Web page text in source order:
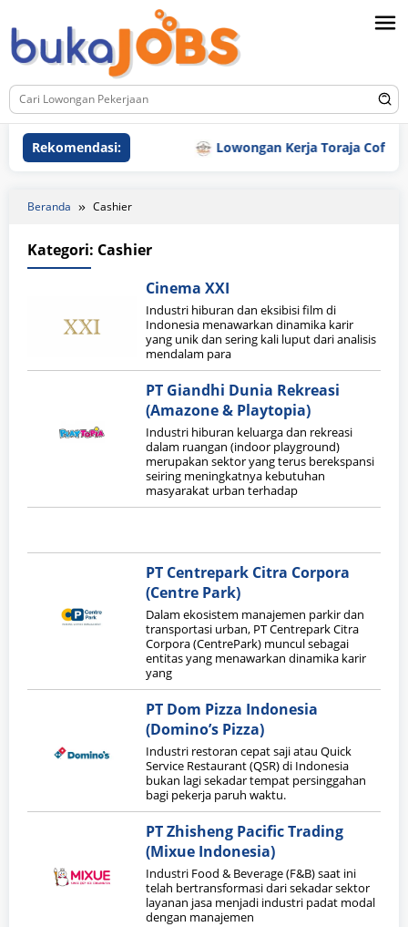
ke
konten
Rekomendasi: Lowongan Kerja Toraja Coffee
Beranda Cashier
Kategori: Cashier
Cinema XXI
Industri hiburan dan eksibisi film di
Indonesia menawarkan dinamika karir
yang unik dan sering kali luput dari analisis
mendalam para
PT Giandhi Dunia Rekreasi
(Amazone & Playtopia)
Industri hiburan keluarga dan rekreasi
dalam ruangan (indoor playground)
merupakan sektor yang terus berekspansi
seiring meningkatnya kebutuhan
masyarakat urban terhadap
PT Centrepark Citra Corpora
(Centre Park)
Dalam ekosistem manajemen parkir dan
transportasi urban, PT Centrepark Citra
Corpora (CentrePark) muncul sebagai
entitas yang menawarkan dinamika karir
yang
PT Dom Pizza Indonesia
(Domino’s Pizza)
Industri restoran cepat saji atau Quick
Service Restaurant (QSR) di Indonesia
bukan lagi sekadar tempat persinggahan
bagi pekerja paruh waktu.
PT Zhisheng Pacific Trading
(Mixue Indonesia)
Industri Food & Beverage (F&B) saat ini
telah bertransformasi dari sekadar sektor
layanan jasa menjadi industri padat modal
dengan manajemen